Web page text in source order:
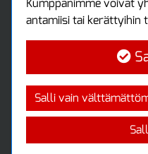
Tuottajankatu 13
Uutiskirje
Tilaa maksuton
Kumppanimme voivat
antamiisi tai kerättyihin
Salli vain